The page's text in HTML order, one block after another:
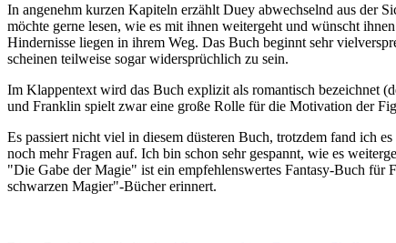
In angenehm kurzen Kapiteln erzählt Duey abwechselnd aus der
möchte gerne lesen, wie es mit ihnen weitergeht und wünscht
Hindernisse liegen in ihrem Weg. Das Buch beginnt sehr
scheinen teilweise sogar widersprüchlich zu sein.
Im Klappentext wird das Buch explizit als romantisch bezeichnet
und Franklin spielt zwar eine große Rolle für die Motivation der
Es passiert nicht viel in diesem düsteren Buch, trotzdem fand ich
noch mehr Fragen auf. Ich bin schon sehr gespannt, wie es
"Die Gabe der Magie" ist ein empfehlenswertes Fantasy-Buch für
schwarzen Magier"-Bücher erinnert.